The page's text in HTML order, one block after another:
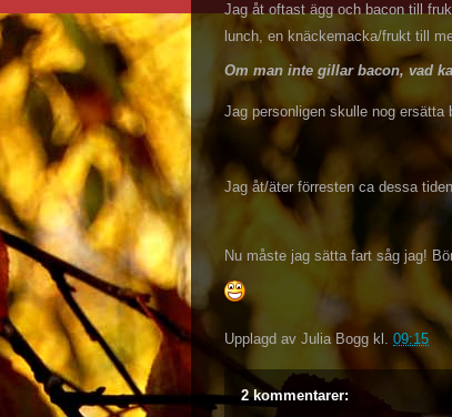
Jag åt oftast ägg och bacon till
lunch, en knäckemacka/frukt till
Om man inte gillar bacon, vad
Jag personligen skulle nog
Jag åt/äter förresten ca dessa
Nu måste jag sätta fart såg jag!
Upplagd av Julia Bogg kl. 09:15
2 kommentarer: